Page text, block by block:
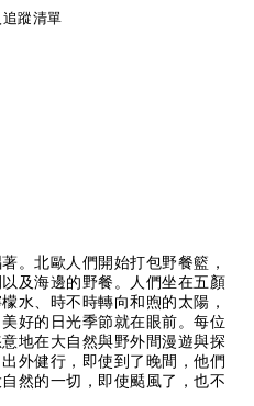
追蹤清單
。北歐人們開始打包野餐籃，
及海邊的野餐。人們坐在五顏
水、時不時轉向和煦的太陽，
好的日光季節就在眼前。每位
地在大自然與野外間漫遊與探
外健行，即使到了晚間，他們
然的一切，即使颳風了，也不